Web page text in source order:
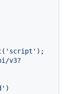
( 'script' );
v3?
)